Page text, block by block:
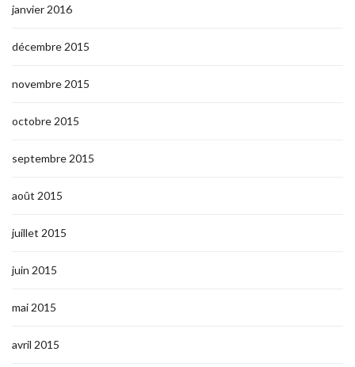
janvier 2016
décembre 2015
novembre 2015
octobre 2015
septembre 2015
août 2015
juillet 2015
juin 2015
mai 2015
avril 2015